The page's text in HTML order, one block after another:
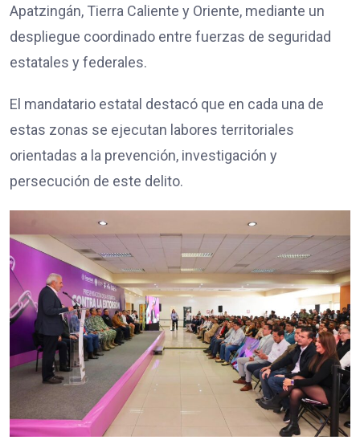
Apatzingán, Tierra Caliente y Oriente, mediante un
despliegue coordinado entre fuerzas de seguridad
estatales y federales.
El mandatario estatal destacó que en cada una de
estas zonas se ejecutan labores territoriales
orientadas a la prevención, investigación y
persecución de este delito.